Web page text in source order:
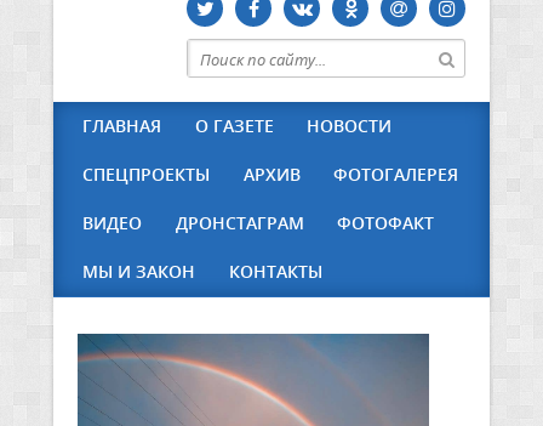
ГЛАВНАЯ О ГАЗЕТЕ НОВОСТИ
СПЕЦПРОЕКТЫ АРХИВ ФОТОГАЛЕРЕЯ
ВИДЕО ДРОНСТАГРАМ ФОТОФАКТ
МЫ И ЗАКОН КОНТАКТЫ